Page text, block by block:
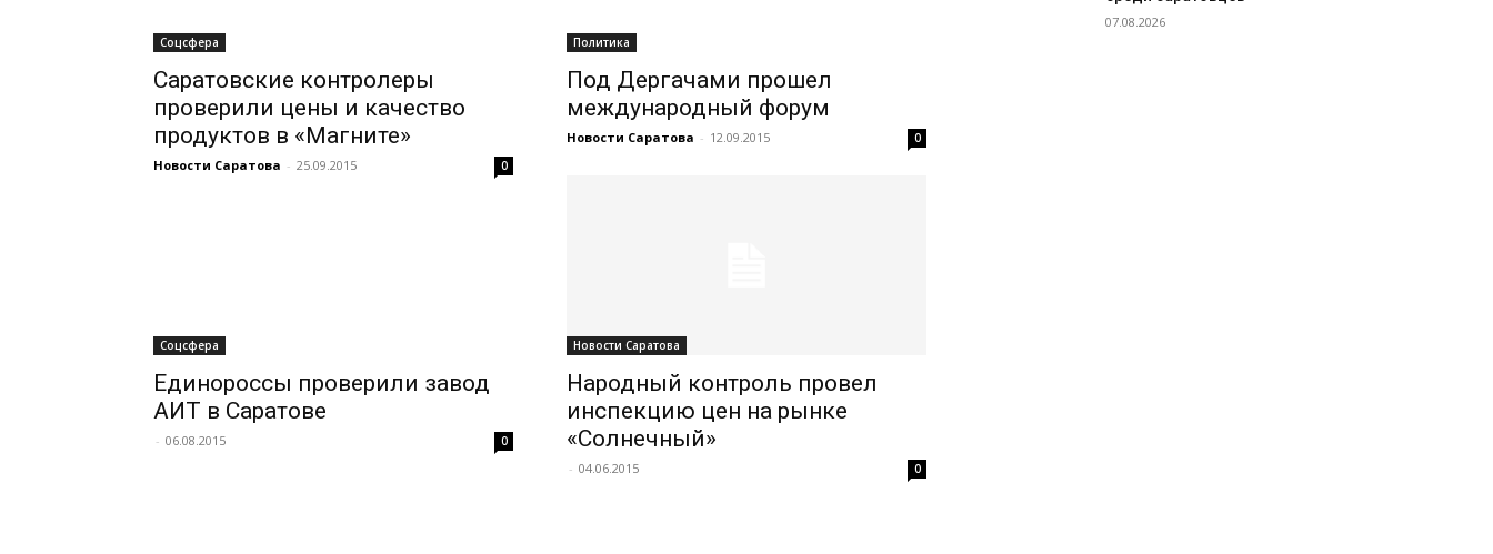
Соцсфера
Саратовские контролеры
проверили цены и качество
продуктов в «Магните»
Новости Саратова - 25.09.2015 0
Политика
Под Дергачами прошел
международный форум
Новости Саратова - 12.09.2015 0
Соцсфера
Единороссы проверили завод
АИТ в Саратове
- 06.08.2015 0
Новости Саратова
Народный контроль провел
инспекцию цен на рынке
«Солнечный»
- 04.06.2015 0
07.08.2026